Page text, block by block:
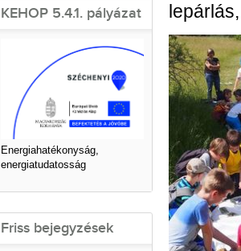
KEHOP 5.4.1. pályázat
Energiahatékonyság,
energiatudatosság
Friss bejegyzések